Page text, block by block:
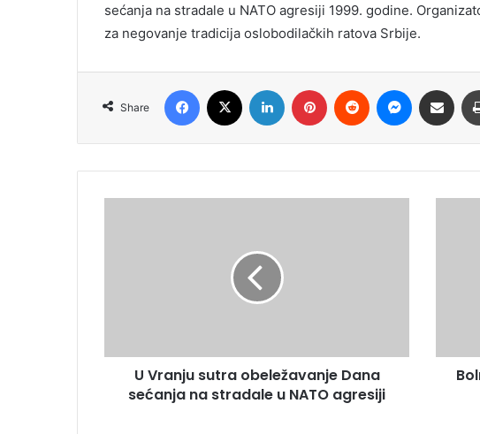
sećanja na stradale u NATO agresiji 1999. godine.
za negovanje tradicija oslobodilačkih ratova Srbije.
Share
Facebook LinkedIn Pinterest Reddit Messenger
Share via
U Vranju sutra obeležavanje Dana
sećanja na stradale u NATO agresiji